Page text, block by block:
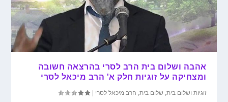
אהבה ושלום בית הרב לסרי בהרצאה חשובה
ומצחיקה על זוגיות חלק א' הרב מיכאל לסרי
זוגיות ושלום בית,שלום בית, הרב מיכאל לסרי |